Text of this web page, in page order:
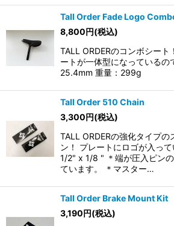
絞り込む
Tall Order Fade Logo
8,800円(税込)
TALL ORDERのコンボシート
ートが一体型になっているの
25.4mm 重量：299g
Tall Order 510 Chain
3,300円(税込)
TALL ORDERの強化タイプの
ン！ プレートにロゴが入って
1/2" x 1/8 " ＊端が圧入ピン
ています。 ＊マスター…
Tall Order Brake Mount Kit
3,190円(税込)